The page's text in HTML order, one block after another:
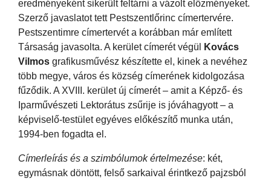
eredményeként sikerült feltárni a vázolt előzményeket.
Szerző javaslatot tett Pestszentlőrinc címertervére.
Pestszentimre címertervét a korábban már említett
Társaság javasolta. A kerület címerét végül
Kovács
Vilmos grafikusművész készítette el, kinek a nevéhez
több megye, város és község címerének kidolgozása
fűződik. A XVIII. kerület új címerét – amit a Képző- és
Iparművészeti Lektorátus zsűrije is jóváhagyott – a
képviselő-testület egyéves előkészítő munka után,
1994-ben fogadta el.
Címerleírás és a szimbólumok értelmezése: két,
egymásnak döntött, felső sarkaival érintkező pajzsból